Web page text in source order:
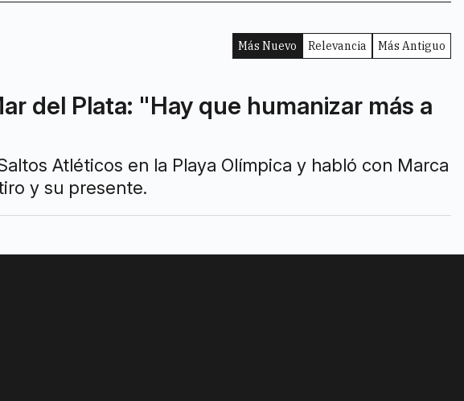
Más Nuevo Relevancia Más Antiguo
del Plata: "Hay que humanizar más a
Atléticos en la Playa Olímpica y habló con Marca
y su presente.